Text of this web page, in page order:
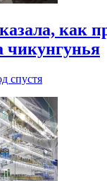
как
чикунгунья
спустя